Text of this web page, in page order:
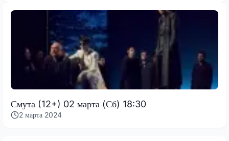
Смута (12+) 02 марта (Сб) 18:30
2 марта 2024